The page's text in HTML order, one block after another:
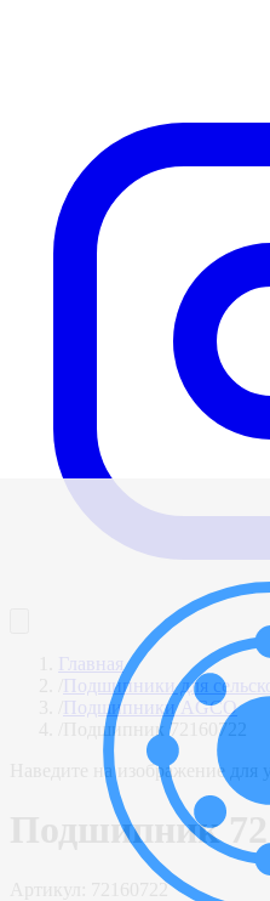
Главная
Подшипники для
Подшипники AGCO
Подшипник 72160722
Наведите на изображение для
Подшипник
72160722